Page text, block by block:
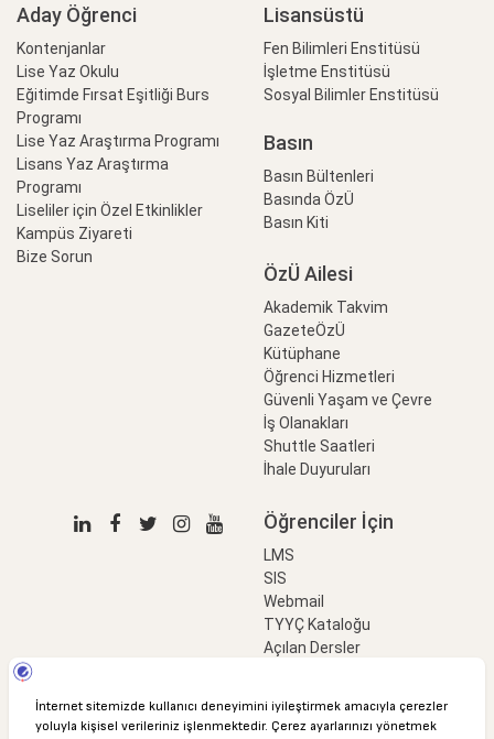
Aday Öğrenci
Kontenjanlar
Lise Yaz Okulu
Eğitimde Fırsat Eşitliği Burs
Programı
Lise Yaz Araştırma Programı
Lisans Yaz Araştırma
Programı
Liseliler için Özel Etkinlikler
Kampüs Ziyareti
Bize Sorun
Lisansüstü
Fen Bilimleri Enstitüsü
İşletme Enstitüsü
Sosyal Bilimler Enstitüsü
Basın
Basın Bültenleri
Basında ÖzÜ
Basın Kiti
ÖzÜ Ailesi
Akademik Takvim
GazeteÖzÜ
Kütüphane
Öğrenci Hizmetleri
Güvenli Yaşam ve Çevre
İş Olanakları
Shuttle Saatleri
İhale Duyuruları
Öğrenciler İçin
LMS
SIS
Webmail
TYYÇ Kataloğu
Açılan Dersler